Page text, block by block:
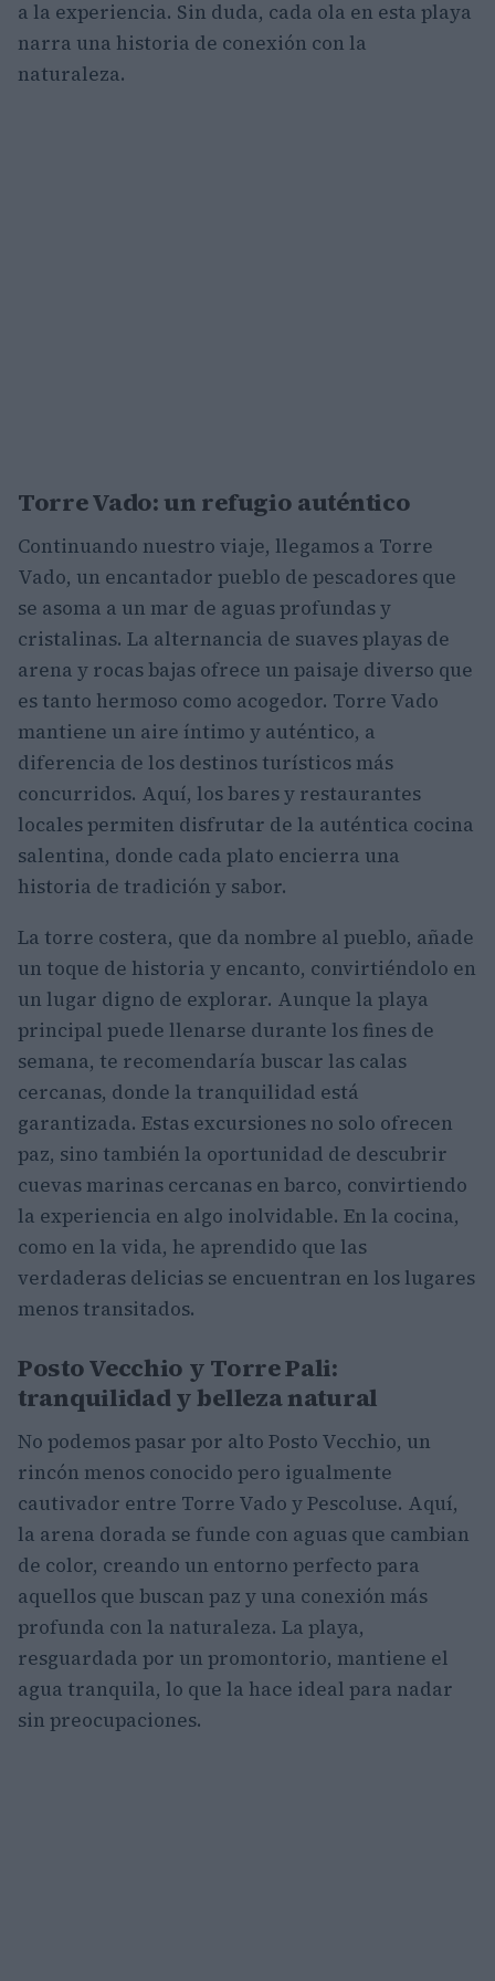
a la experiencia. Sin duda, cada ola en esta playa
narra una historia de conexión con la
naturaleza.
Torre Vado: un refugio auténtico
Continuando nuestro viaje, llegamos a Torre
Vado, un encantador pueblo de pescadores que
se asoma a un mar de aguas profundas y
cristalinas. La alternancia de suaves playas de
arena y rocas bajas ofrece un paisaje diverso que
es tanto hermoso como acogedor. Torre Vado
mantiene un aire íntimo y auténtico, a
diferencia de los destinos turísticos más
concurridos. Aquí, los bares y restaurantes
locales permiten disfrutar de la auténtica cocina
salentina, donde cada plato encierra una
historia de tradición y sabor.
La torre costera, que da nombre al pueblo, añade
un toque de historia y encanto, convirtiéndolo en
un lugar digno de explorar. Aunque la playa
principal puede llenarse durante los fines de
semana, te recomendaría buscar las calas
cercanas, donde la tranquilidad está
garantizada. Estas excursiones no solo ofrecen
paz, sino también la oportunidad de descubrir
cuevas marinas cercanas en barco, convirtiendo
la experiencia en algo inolvidable. En la cocina,
como en la vida, he aprendido que las
verdaderas delicias se encuentran en los lugares
menos transitados.
Posto Vecchio y Torre Pali:
tranquilidad y belleza natural
No podemos pasar por alto Posto Vecchio, un
rincón menos conocido pero igualmente
cautivador entre Torre Vado y Pescoluse. Aquí,
la arena dorada se funde con aguas que cambian
de color, creando un entorno perfecto para
aquellos que buscan paz y una conexión más
profunda con la naturaleza. La playa,
resguardada por un promontorio, mantiene el
agua tranquila, lo que la hace ideal para nadar
sin preocupaciones.